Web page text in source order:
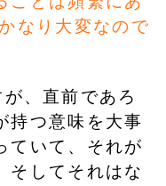
なり大変なので
、直前であろ
持つ意味を大事
ていて、それが
そしてそれはな